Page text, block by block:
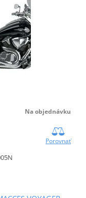
Na objednávku
Porovnať